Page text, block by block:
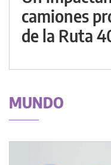
camiones
de la Ruta
MUNDO